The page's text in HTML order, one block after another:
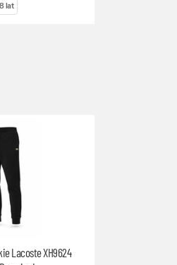
lat
Lacoste XH9624